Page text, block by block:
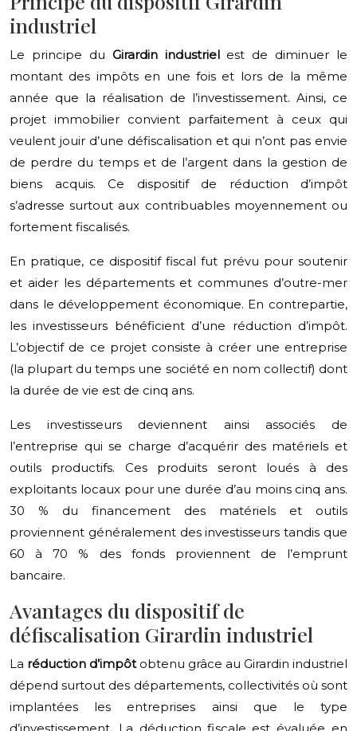
industriel
Le principe du Girardin industrielest de diminuer le
montant des impôts en une fois et lors de la même
année que la réalisation de l’investissement. Ainsi, ce
projet immobilier convient parfaitement à ceux qui
veulent jouir d’une défiscalisation et qui n’ont pas envie
de perdre du temps et de l’argent dans la gestion de
biens acquis. Ce dispositif de réduction d’impôt
s’adresse surtout aux contribuables moyennement ou
fortement fiscalisés.
En pratique, ce dispositif fiscal fut prévu pour soutenir
et aider les départements et communes d’outre-mer
dans le développement économique. En contrepartie,
les investisseurs bénéficient d’une réduction d’impôt.
L’objectif de ce projet consiste à créer une entreprise
(la plupart du temps une société en nom collectif) dont
la durée de vie est de cinq ans.
Les investisseurs deviennent ainsi associés de
l’entreprise qui se charge d’acquérir des matériels et
outils productifs. Ces produits seront loués à des
exploitants locaux pour une durée d’au moins cinq ans.
30 % du financement des matériels et outils
proviennent généralement des investisseurs tandis que
60 à 70 % des fonds proviennent de l’emprunt
bancaire.
Avantages du dispositif de
défiscalisation Girardin industriel
La réduction d’impôtobtenu grâce au Girardin industriel
dépend surtout des départements, collectivités où sont
implantées les entreprises ainsi que le type